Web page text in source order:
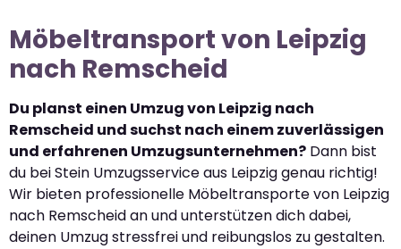
Möbeltransport von Leipzig
nach Remscheid
Du planst einen Umzug von Leipzig nach
Remscheid und suchst nach einem zuverlässigen
und erfahrenen Umzugsunternehmen? Dann bist
du bei Stein Umzugsservice aus Leipzig genau richtig!
Wir bieten professionelle Möbeltransporte von Leipzig
nach Remscheid an und unterstützen dich dabei,
deinen Umzug stressfrei und reibungslos zu gestalten.